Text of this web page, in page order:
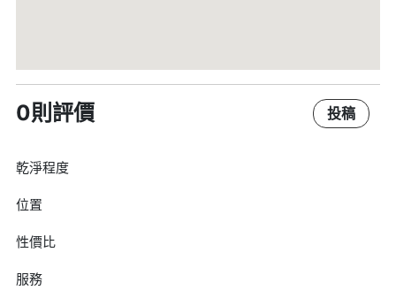
0則評價 投稿
乾淨程度
位置
性價比
服務